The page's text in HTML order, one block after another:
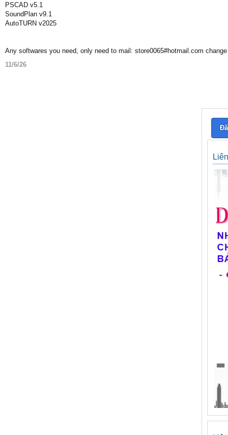
PSCAD v5.1
SoundPlan v9.1
AutoTURN v2025
Any softwares you need, only need to mail: store0065#hotmail.com
11/6/26